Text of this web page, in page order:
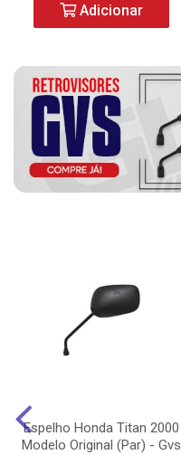
Adicionar
Espelho Honda Titan 2000
Modelo Original (Par) - Gvs